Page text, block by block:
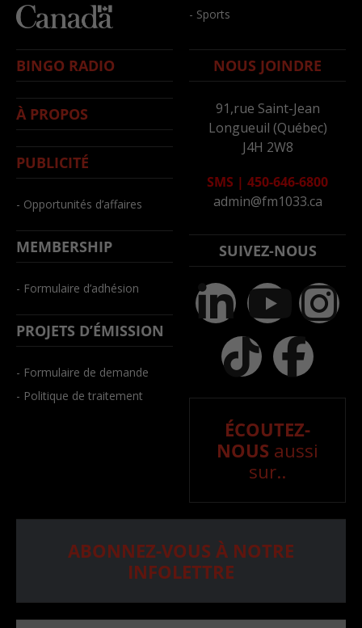
- Sports
BINGO RADIO
À PROPOS
PUBLICITÉ
- Opportunités d’affaires
MEMBERSHIP
- Formulaire d’adhésion
PROJETS D’ÉMISSION
- Formulaire de demande
- Politique de traitement
NOUS JOINDRE
91,rue Saint-Jean
Longueuil (Québec)
J4H 2W8
SMS | 450-646-6800
admin@fm1033.ca
SUIVEZ-NOUS
ÉCOUTEZ-
NOUS aussi
sur..
ABONNEZ-VOUS À NOTRE
INFOLETTRE